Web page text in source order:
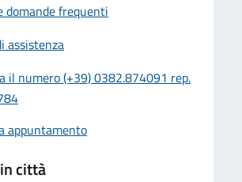
domande frequenti
assistenza
il numero (+39) 0382.874091 rep.
appuntamento
città